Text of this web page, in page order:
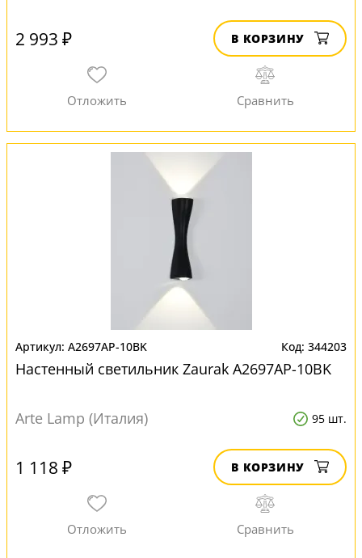
2 993 ₽ В КОРЗИНУ
A2697AP-10BK 344203
Настенный светильник Zaurak A2697AP-10BK
Arte Lamp (Италия) 95 шт.
1 118 ₽ В КОРЗИНУ